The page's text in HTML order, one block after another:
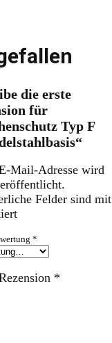
die erste
für
Typ F
Mail-Adresse wird
Felder sind mit
*
*